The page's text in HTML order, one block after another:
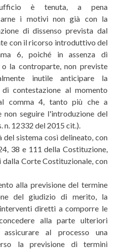
è tenuta, a pena
i motivi non già con la
di dissenso prevista dal
con il ricorso introduttivo del
6, poiché in assenza di
la controparte, non previste
inutile anticipare la
contestazione al momento
comma 4, tanto più che a
seguire l'introduzione del
n. 12332 del 2015 cit.).
sistema così delineato, con
38 e 111 della Costituzione,
Corte Costituzionale, con
alla previsione del termine
del giudizio di merito, la
diretti a comporre le
alla parte ulteriori
al processo una
la previsione di termini